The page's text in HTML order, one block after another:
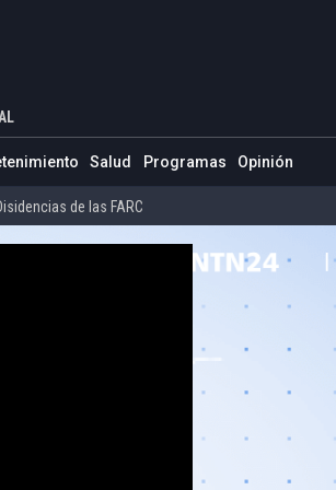
Salud Programas Opinión
de las FARC
Venezuela Nicolás Maduro
extradiciones de algunos guerrilleros
de las FARC